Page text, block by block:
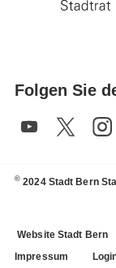
Folgen Sie
© 2024 Stadt Bern
Website Stadt Bern
Impressum